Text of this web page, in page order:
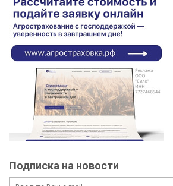
Подписка на новости